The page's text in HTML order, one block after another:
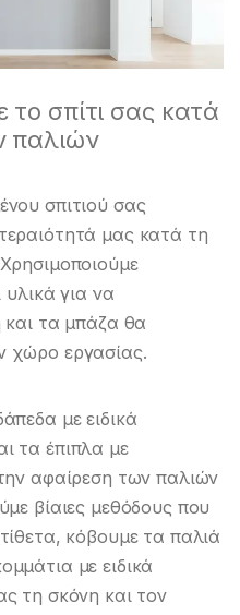
σπίτι σας κατά
παλιών
σπιτιού σας
μας κατά τη
υλικά για να
και τα μπάζα θα
χώρο εργασίας.
με ειδικά
τα έπιπλα με
αφαίρεση των παλιών
βίαιες μεθόδους που
κόβουμε τα παλιά
με ειδικά
τη σκόνη και τον